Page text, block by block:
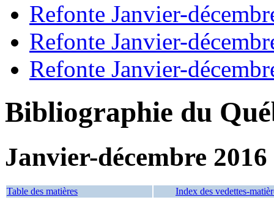
Refonte Janvier-
Refonte Janvier-
Refonte Janvier-
Bibliographie du
Janvier-décembre 2016
Table des matières Index des vedettes-